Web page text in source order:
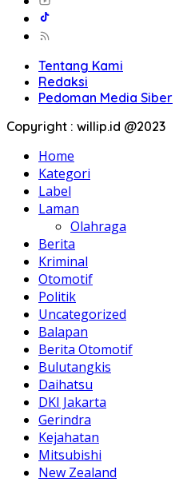
Tentang Kami
Redaksi
Pedoman Media Siber
Copyright : willip.id @2023
Home
Kategori
Label
Laman
Olahraga
Berita
Kriminal
Otomotif
Politik
Uncategorized
Balapan
Berita Otomotif
Bulutangkis
Daihatsu
DKI Jakarta
Gerindra
Kejahatan
Mitsubishi
New Zealand